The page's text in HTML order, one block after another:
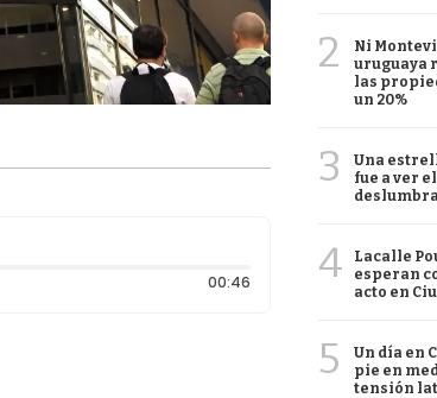
00:46Duración: 46 segundos
2
Ni
uruguaya
las
un 20%
3
Una
fue a ver
4
Lacalle
esperan
acto en
5
Un día en
pie en
tensión